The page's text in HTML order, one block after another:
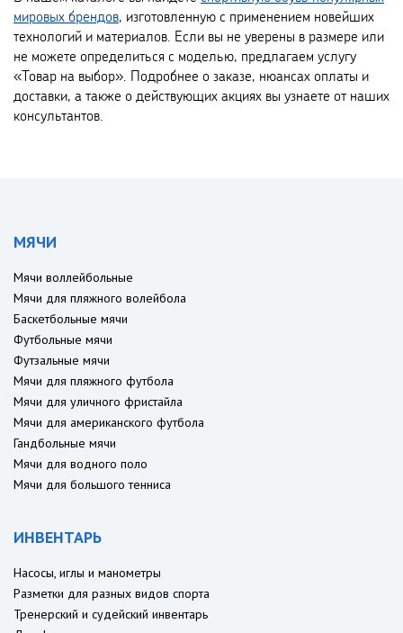
мировых брендов, изготовленную с применением новейших
технологий и материалов. Если вы не уверены в размере или
не можете определиться с моделью, предлагаем услугу
«Товар на выбор». Подробнее о заказе, нюансах оплаты и
доставки, а также о действующих акциях вы узнаете от наших
консультантов.
МЯЧИ
Мячи воллейбольные
Мячи для пляжного волейбола
Баскетбольные мячи
Футбольные мячи
Футзальные мячи
Мячи для пляжного футбола
Мячи для уличного фристайла
Мячи для американского футбола
Гандбольные мячи
Мячи для водного поло
Мячи для большого тенниса
ИНВЕНТАРЬ
Насосы, иглы и манометры
Разметки для разных видов спорта
Тренерский и судейский инвентарь